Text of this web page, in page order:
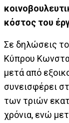
κόστος του
Σε δηλώσεις
Κύπρου
μετά από
συνεισφέρει
των τριών
χρόνια, ενώ